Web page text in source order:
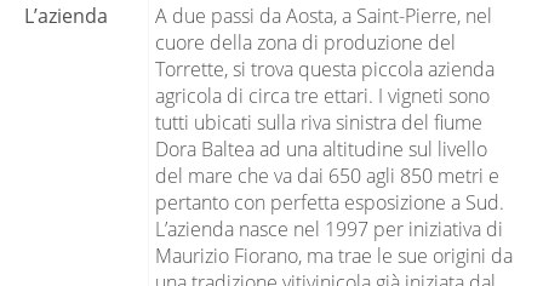
L’azienda
A due passi da Aosta, a Saint-Pierre, nel
cuore della zona di produzione del
Torrette, si trova questa piccola azienda
agricola di circa tre ettari. I vigneti sono
tutti ubicati sulla riva sinistra del fiume
Dora Baltea ad una altitudine sul livello
del mare che va dai 650 agli 850 metri e
pertanto con perfetta esposizione a Sud.
L’azienda nasce nel 1997 per iniziativa di
Maurizio Fiorano, ma trae le sue origini da